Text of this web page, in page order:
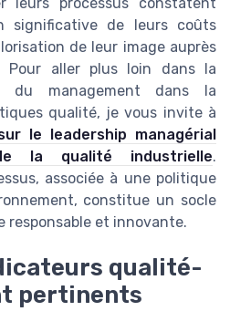
significative de leurs coûts
de leur image auprès
Pour aller plus loin dans la
management dans la
qualité, je vous invite à
le leadership managérial
la qualité industrielle.
associée à une politique
constitue un socle
responsable et innovante.
qualité-
pertinents